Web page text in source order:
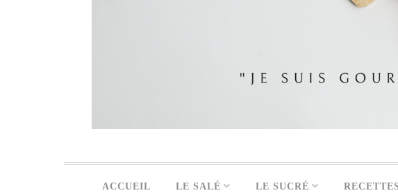
ACCUEIL LE SALÉ LE SUCRÉ